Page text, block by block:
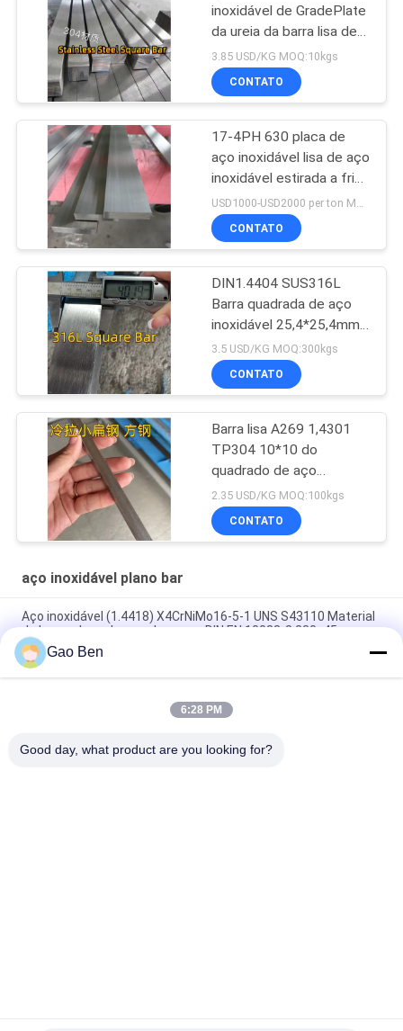
inoxidável de GradePlate
da ureia da barra lisa de
ASTM A182 F316L
estirado a frio
3.85 USD/KG MOQ:10kgs
CONTATO
17-4PH 630 placa de
aço inoxidável lisa de aço
inoxidável estirada a frio
do ferro da barra
6000mm
CONTATO
DIN1.4404 SUS316L
Barra quadrada de aço
inoxidável 25,4*25,4mm
comprimento 3000mm
3.5 USD/KG MOQ:300kgs
CONTATO
Barra lisa A269 1,4301
TP304 10*10 do
quadrado de aço
inoxidável da linha fina de
ASTM estirada a frio
2.35 USD/KG MOQ:100kgs
CONTATO
aço inoxidável plano bar
Aço inoxidável (1.4418) X4CrNiMo16-5-1 UNS S43110 Material
de barra plana de acordo com a DIN EN 10088-3 230x45
Rodas laminadas a quente de espessura 100 mm x 5 mm de
aço inoxidável
Barra chata de aço inoxidável laminada a quente ASTM A276
Gao Ben
6:28 PM
Good day, what product are you looking for?